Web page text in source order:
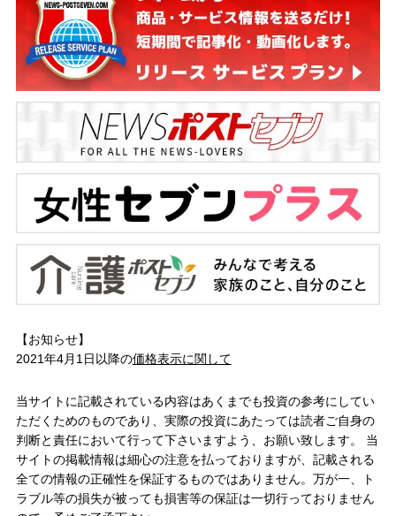
【お知らせ】
2021年4月1日以降の価格表示に関して
当サイトに記載されている内容はあくまでも投資の参考にしてい
ただくためのものであり、実際の投資にあたっては読者ご自身の
判断と責任において行って下さいますよう、お願い致します。 当
サイトの掲載情報は細心の注意を払っておりますが、記載される
全ての情報の正確性を保証するものではありません。万が一、ト
ラブル等の損失が被っても損害等の保証は一切行っておりません